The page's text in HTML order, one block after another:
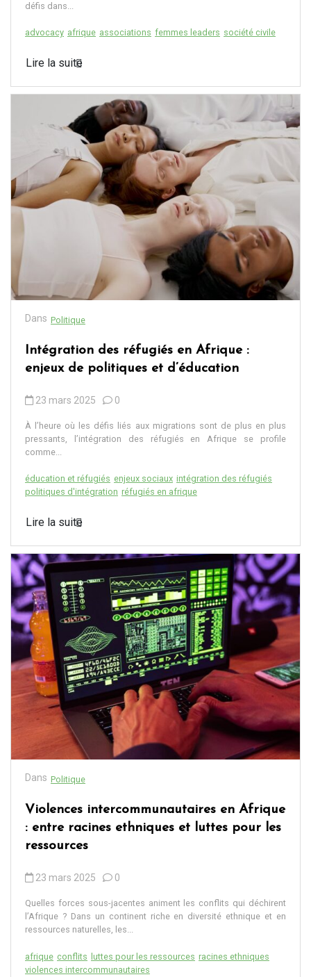
défis dans...
advocacy afrique associations femmes leaders société civile
Lire la suite
Dans Politique
Intégration des réfugiés en Afrique :
enjeux de politiques et d’éducation
23 mars 2025 0
À l’heure où les défis liés aux migrations sont de plus en plus
pressants, l’intégration des réfugiés en Afrique se profile
comme...
éducation et réfugiés enjeux sociaux intégration des réfugiés
politiques d'intégration réfugiés en afrique
Lire la suite
Dans Politique
Violences intercommunautaires en Afrique
: entre racines ethniques et luttes pour les
ressources
23 mars 2025 0
Quelles forces sous-jacentes animent les conflits qui déchirent
l’Afrique ? Dans un continent riche en diversité ethnique et en
ressources naturelles, les...
afrique conflits luttes pour les ressources racines ethniques
violences intercommunautaires